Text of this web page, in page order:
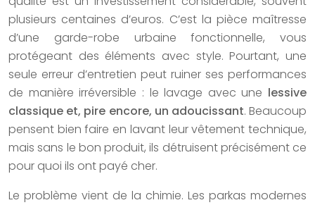
plusieurs centaines d’euros. C’est la pièce maîtresse
d’une garde-robe urbaine fonctionnelle, vous
protégeant des éléments avec style. Pourtant, une
seule erreur d’entretien peut ruiner ses performances
de manière irréversible : le lavage avec une lessive
classique et, pire encore, un adoucissant. Beaucoup
pensent bien faire en lavant leur vêtement technique,
mais sans le bon produit, ils détruisent précisément ce
pour quoi ils ont payé cher.
Le problème vient de la chimie. Les parkas modernes